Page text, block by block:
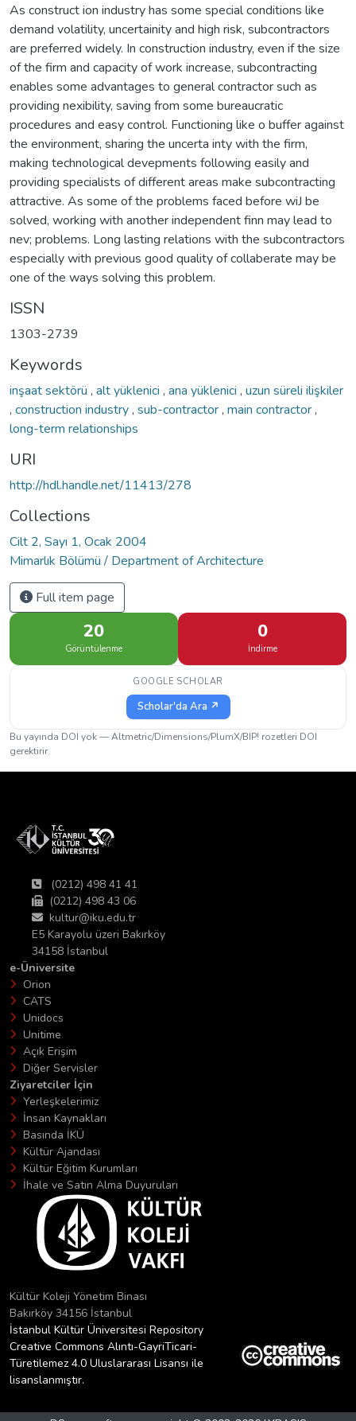
As construct ion industry has some special conditions like
demand volatility, uncertainity and high risk, subcontractors
are preferred widely. In construction industry, even if the size
of the firm and capacity of work increase, subcontracting
enables some advantages to general contractor such as
providing nexibility, saving from some bureaucratic
procedures and easy control. Functioning like o buffer against
the environment, sharing the uncerta inty with the firm,
making technological devepments following easily and
providing specialists of different areas make subcontracting
attractive. As some of the problems faced before wiJ be
solved, working with another independent finn may lead to
nev; problems. Long lasting relations with the subcontractors
especially with previous good quality of collaberate may be
one of the ways solving this problem.
ISSN
1303-2739
Keywords
inşaat sektörü , alt yüklenici , ana yüklenici , uzun süreli ilişkiler
, construction industry, sub-contractor, main contractor,
long-term relationships
URI
http://hdl.handle.net/11413/278
Collections
Cilt 2, Sayı 1, Ocak 2004
Mimarlık Bölümü / Department of Architecture
Full item page
20
Görüntülenme
0
İndirme
GOOGLE SCHOLAR
Scholar'da Ara ↗
Bu yayında DOI yok — Altmetric/Dimensions/PlumX/BIP! rozetleri DOI
gerektirir.
(0212) 498 41 41
(0212) 498 43 06
kultur@iku.edu.tr
E5 Karayolu üzeri Bakırköy
34158 İstanbul
e-Üniversite
Orion
CATS
Unidocs
Unitime
Açık Erişim
Diğer Servisler
Ziyaretciler İçin
Yerleşkelerimiz
İnsan Kaynakları
Basında İKÜ
Kültür Ajandası
Kültür Eğitim Kurumları
İhale ve Satın Alma Duyuruları
Kültür Koleji Yönetim Binası
Bakırköy 34156 İstanbul
İstanbul Kültür Üniversitesi Repository
Creative Commons Alıntı-GayriTicari-
Türetilemez 4.0 Uluslararası Lisansı ile
lisanslanmıştır.